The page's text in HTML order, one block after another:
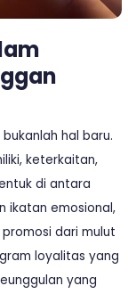
hal baru.
keterkaitan,
di antara
ikatan emosional,
dari mulut
loyalitas yang
yang